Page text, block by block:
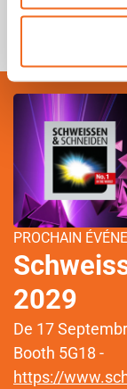
Qu'est-ce que
PROCHAIN
2029
De 17
Booth 5G18 -
https://